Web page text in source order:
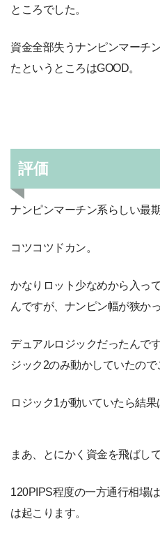
ところでした。
資金全部失うナンピンマーチ
たというところはGOOD。
評価
ナンピンマーチン系らしい最
コツコツドカン。
かなりロット少なめから入っ
んですが、ナンピン幅が狭か
デュアルロジックだったんで
ジック2のみ動かしていたので
ロジック1が動いていたら結
まあ、とにかく資金を飛ばし
120PIPS程度の一方通行相場
は起こります。